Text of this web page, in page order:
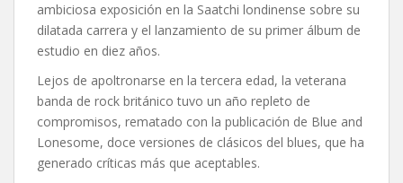
ambiciosa exposición en la Saatchi londinense sobre su
dilatada carrera y el lanzamiento de su primer álbum de
estudio en diez años.
Lejos de apoltronarse en la tercera edad, la veterana
banda de rock británico tuvo un año repleto de
compromisos, rematado con la publicación de Blue and
Lonesome, doce versiones de clásicos del blues, que ha
generado críticas más que aceptables.